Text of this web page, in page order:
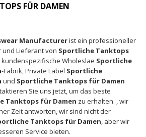
FÜR DAMEN
Manufacturerist ein professioneller
und Lieferant von Sportliche Tanktops
kundenspezifische Wholeslae Sportliche
-Fabrik, Private Label Sportliche
und Sportliche Tanktops für Damen
Sie uns jetzt, um das beste
Tanktops für Damen zu erhalten. , wir
Zeit antworten, wir sind nicht der
Tanktops für Damen, aber wir
Service bieten.